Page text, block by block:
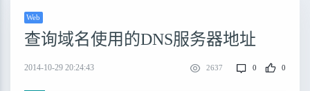
Web
查询域名使用的DNS服务器地址
2014-10-29 20:24:43 2637 0 0